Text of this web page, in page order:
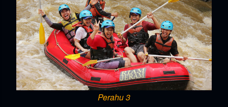
Perahu 3